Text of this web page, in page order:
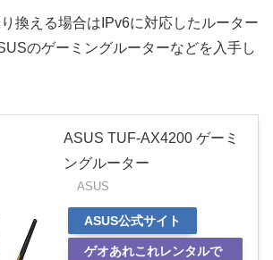
換える場合はIPv6に対応したルーター
のゲーミングルーターなどを入手し
ASUS TUF-AX4200 ゲーミ
ングルーター
ASUS
ASUS公式サイト
ゲオあれこれレンタルで